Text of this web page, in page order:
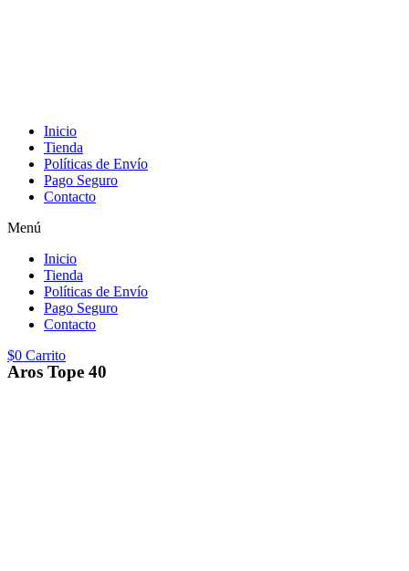
Inicio
Tienda
Políticas de Envío
Pago Seguro
Contacto
Menú
Inicio
Tienda
Políticas de Envío
Pago Seguro
Contacto
$0 Carrito
Aros Tope 40